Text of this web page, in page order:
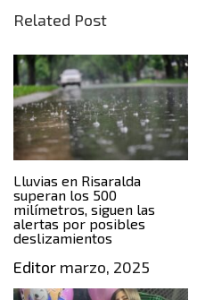
Related Post
Lluvias en Risaralda
superan los 500
milímetros, siguen las
alertas por posibles
deslizamientos
Editor marzo, 2025